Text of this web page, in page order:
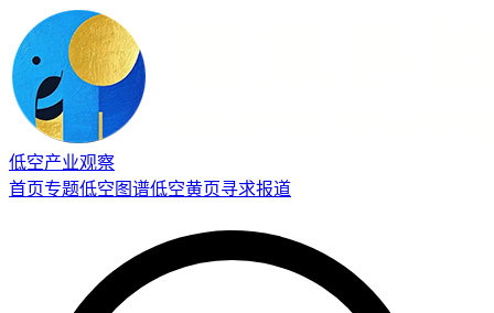
低空产业观察
首页专题低空图谱低空黄页寻求报道